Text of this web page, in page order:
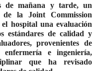
de mañana y tarde, un
de la Joint Commission
hospital una evaluación
estándares de calidad y
provenientes de
enfermería e ingeniería,
que ha revisado